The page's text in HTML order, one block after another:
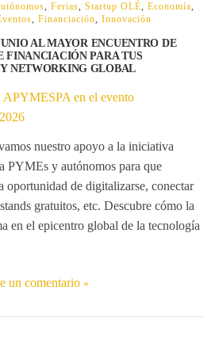
, Ferias, Startup OLÉ, Economía,
, Financiación, Innovación
AL MAYOR ENCUENTRO DE
FINANCIACIÓN PARA TUS
NETWORKING GLOBAL
nuestro apoyo a la iniciativa
PYMEs y autónomos para que
oportunidad de digitalizarse, conectar
gratuitos, etc. Descubre cómo la
en el epicentro global de la tecnología
un comentario